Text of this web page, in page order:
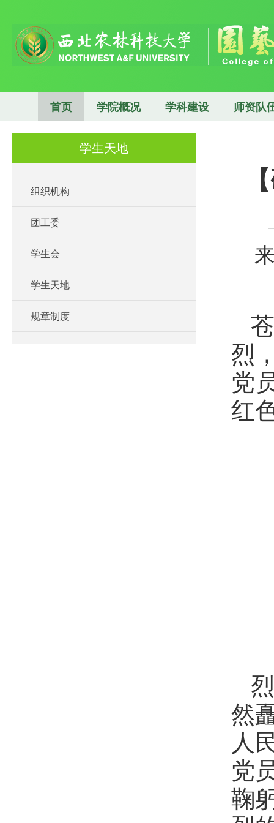
首页 学院概况 学科建设 师资队
学生天地
组织机构
团工委
学生会
学生天地
规章制度
烈
党
红
然
人
党
鞠